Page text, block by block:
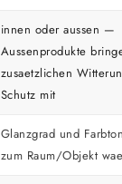
innen oder aussen —
Aussenprodukte
zusaetzlichen
Schutz mit
Glanzgrad und
zum Raum/Objekt